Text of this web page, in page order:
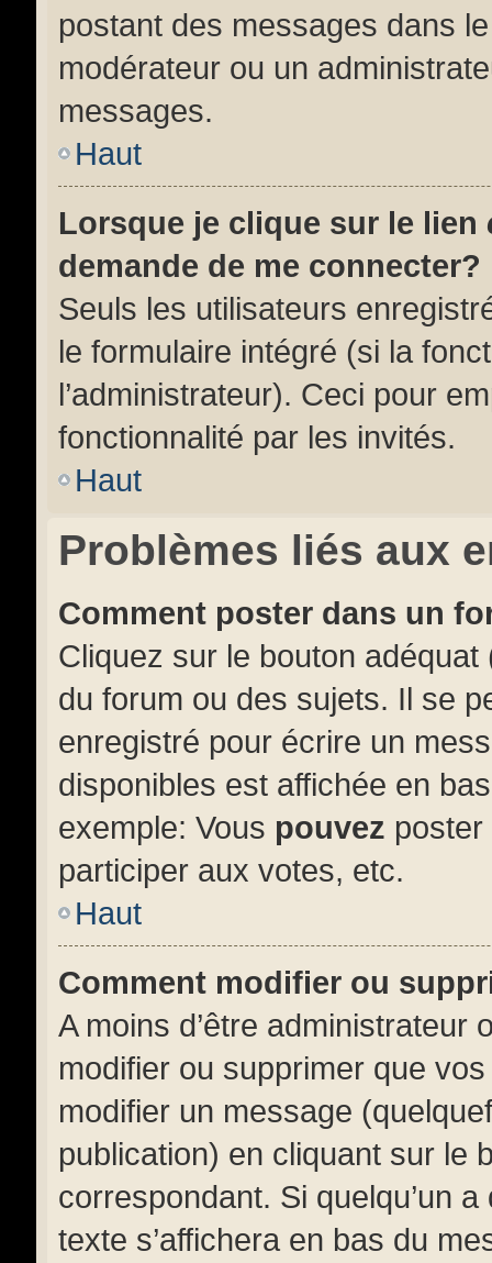
postant des messages dans
modérateur ou un
messages.
Haut
Lorsque je clique sur le lien
demande de me connecter?
Seuls les utilisateurs
le formulaire intégré (si la
l’administrateur). Ceci pour
fonctionnalité par les invités.
Haut
Problèmes liés aux
Comment poster dans un
Cliquez sur le bouton
du forum ou des sujets. Il se
enregistré pour écrire un
disponibles est affichée en
exemple: Vous pouvez
participer aux votes, etc.
Haut
Comment modifier ou
A moins d’être administrateur
modifier ou supprimer que
modifier un message
publication) en cliquant sur le
correspondant. Si quelqu’un
texte s’affichera en bas du